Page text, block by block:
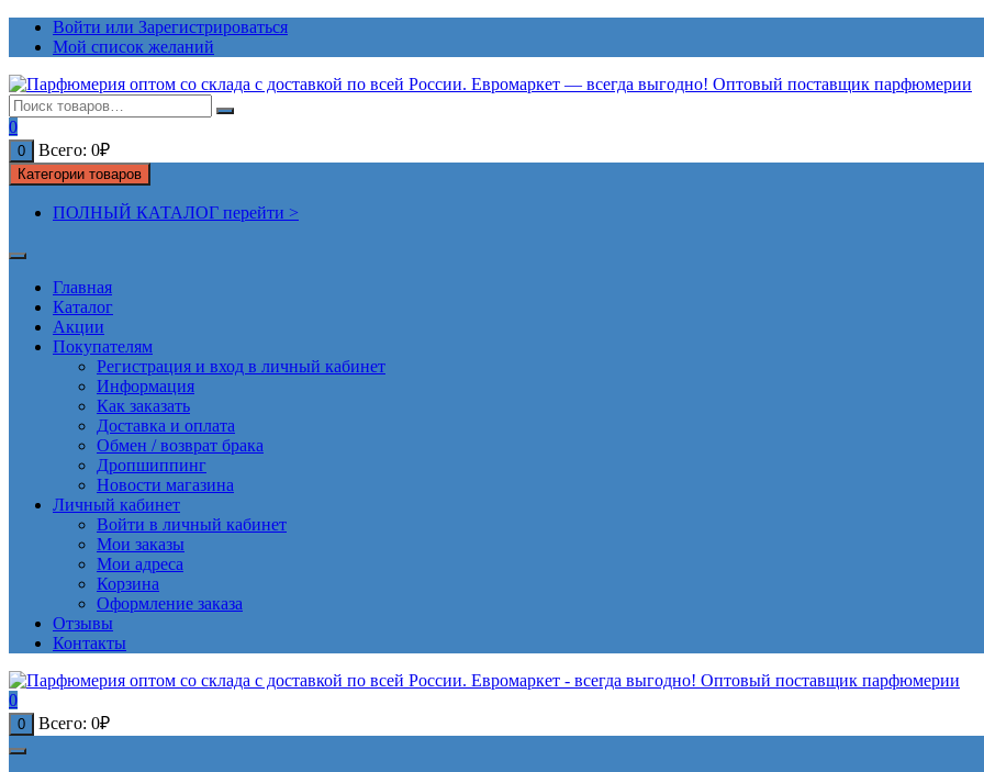
ПерейтиВойти или Зарегистрироваться
Мой список желаний
0
0 Всего: 0₽
Категории товаров
ПОЛНЫЙ КАТАЛОГ перейти >
Главная
Каталог
Акции
Покупателям
Регистрация и вход в личный кабинет
Информация
Как заказать
Доставка и оплата
Обмен / возврат брака
Дропшиппинг
Новости магазина
Личный кабинет
Войти в личный кабинет
Мои заказы
Мои адреса
Корзина
Оформление заказа
Отзывы
Контакты
0
0 Всего: 0₽